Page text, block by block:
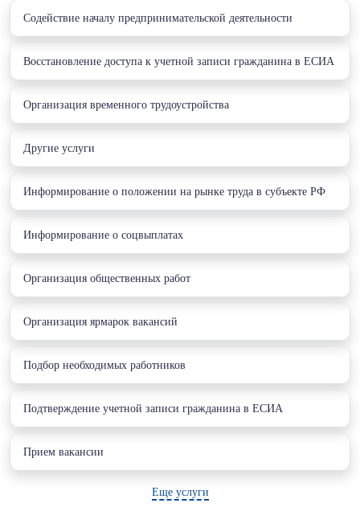
Cодействие началу предпринимательской деятельности
Восстановление доступа к учетной записи гражданина в ЕСИА
Организация временного трудоустройства
Другие услуги
Информирование о положении на рынке труда в субъекте РФ
Информирование о соцвыплатах
Организация общественных работ
Организация ярмарок вакансий
Подбор необходимых работников
Подтверждение учетной записи гражданина в ЕСИА
Прием вакансии
Еще услуги